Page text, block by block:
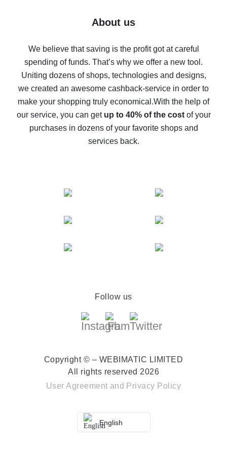
Five ways to get the most cash back on AliExpress
back
10% cash back on AliExpress - the impossible is
possible
The best cash back on AliExpress - how to find it
The best cash back service for AliExpress - let's
compare offers
About us
We believe that saving is the profit got at careful
spending of funds. That’s why we offer a new tool.
Uniting dozens of shops, technologies and designs,
we created an awesome cashback-service in order to
make your shopping truly economical.With the help of
our service, you can get up to 40% of the costof your
purchases in dozens of your favorite shops and
services back.
Follow us
Copyright © – WEBIMATIC LIMITED
All rights reserved 2026
User Agreement and Privacy Policy
English